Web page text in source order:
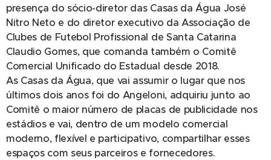
presença do sócio-diretor das Casas da Água José
Nitro Neto e do diretor executivo da Associação de
Clubes de Futebol Profissional de Santa Catarina
Claudio Gomes, que comanda também o Comitê
Comercial Unificado do Estadual desde 2018.
As Casas da Água, que vai assumir o lugar que nos
últimos dois anos foi do Angeloni, adquiriu junto ao
Comitê o maior número de placas de publicidade nos
estádios e vai, dentro de um modelo comercial
moderno, flexível e participativo, compartilhar esses
espaços com seus parceiros e fornecedores.